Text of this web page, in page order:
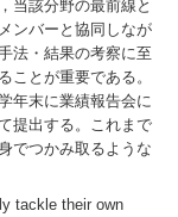
当該分野の最前線と
ンバーと協同しなが
法・結果の考察に至
ことが重要である。
年末に業績報告会に
提出する。これまで
でつかみ取るような
tackle their own